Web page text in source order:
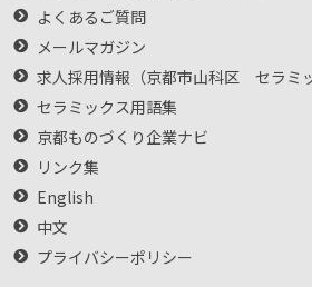
よくあるご質問
メールマガジン
求人採用情報（京都市山科区 セラミッ
セラミックス用語集
京都ものづくり企業ナビ
リンク集
English
中文
プライバシーポリシー